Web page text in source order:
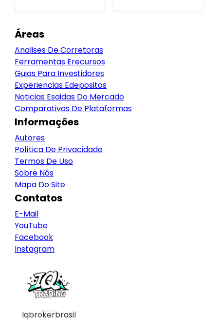
Áreas
Analises De Corretoras
Ferramentas Erecursos
Guias Para Investidores
Experiencias Edepositos
Noticias Esaidas Do Mercado
Comparativos De Plataformas
Informações
Autores
Política De Privacidade
Termos De Uso
Sobre Nós
Mapa Do Site
Contatos
E-Mail
YouTube
Facebook
Instagram
Iqbrokerbrasil